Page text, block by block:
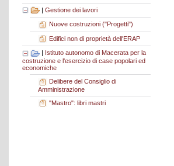
| Gestione dei lavori
Nuove costruzioni ("Progetti")
Edifici non di proprietà dell'ERAP
Istituto autonomo di Macerata per la
costruzione e l'esercizio di case popolari ed
economiche
Delibere del Consiglio di
Amministrazione
"Mastro": libri mastri